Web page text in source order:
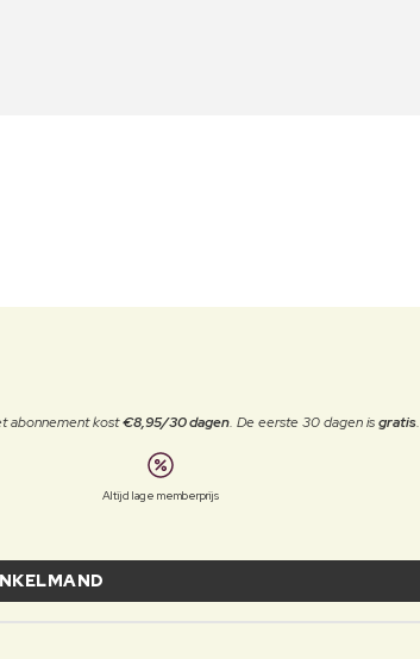
abonnement kost€8,95/30 dagen. De eerste 30 dagen isgratis.
Altijd lage memberprijs